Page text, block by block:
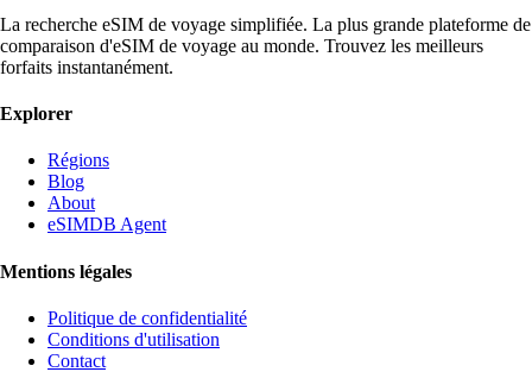
La recherche eSIM de voyage simplifiée. La plus grande plateforme de
comparaison d'eSIM de voyage au monde. Trouvez les meilleurs
forfaits instantanément.
Explorer
Régions
Blog
About
eSIMDB Agent
Mentions légales
Politique de confidentialité
Conditions d'utilisation
Contact